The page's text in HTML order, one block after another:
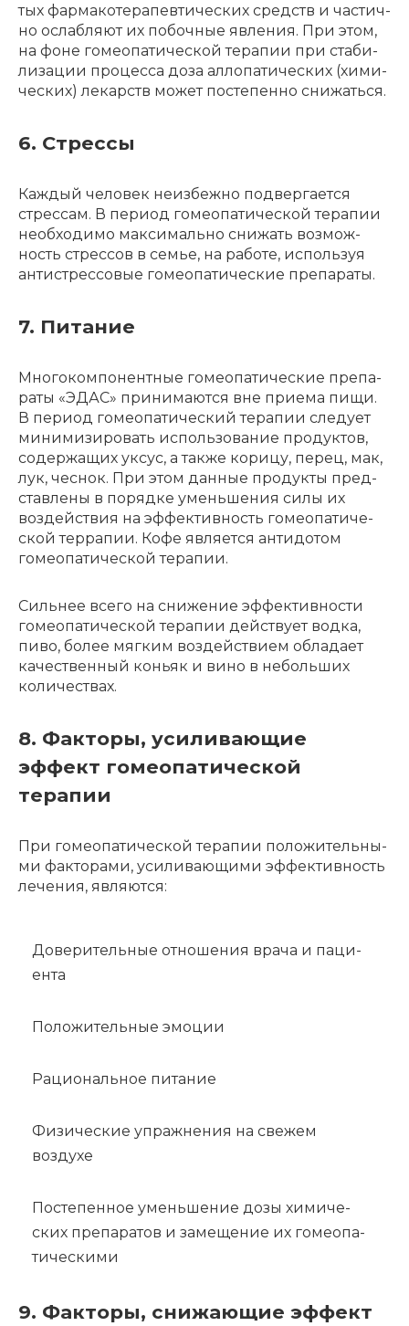
тых фарма­ко­те­ра­пев­ти­че­ских средств и частич­
но ослаб­ля­ют их побоч­ные явле­ния. При этом,
на фоне гомео­па­ти­че­ской тера­пии при стаби­
ли­за­ции процес­са доза алло­па­ти­че­ских (хими­
че­ских) лекарств может посте­пен­но снижать­ся.
6. Стрессы
Каждый чело­век неиз­беж­но подвер­га­ет­ся
стрес­сам. В пери­од гомео­па­ти­че­ской тера­пии
необ­хо­ди­мо макси­маль­но снижать возмож­
ность стрес­сов в семье, на рабо­те, исполь­зуя
анти­с­трес­со­вые гомео­па­ти­че­ские препа­ра­ты.
7. Питание
Много­ком­по­нент­ные гомео­па­ти­че­ские препа­
ра­ты «ЭДАС» прини­ма­ют­ся вне прие­ма пищи.
В пери­од гомео­па­ти­че­ский тера­пии следу­ет
мини­ми­зи­ро­вать исполь­зо­ва­ние продук­тов,
содер­жа­щих уксус, а также кори­цу, перец, мак,
лук, чеснок. При этом данные продук­ты пред­
став­ле­ны в поряд­ке умень­ше­ния силы их
воздей­ствия на эффек­тив­ность гомео­па­ти­че­
ской терра­пии. Кофе явля­ет­ся анти­до­том
гомео­па­ти­че­ской тера­пии.
Силь­нее всего на сниже­ние эффек­тив­но­сти
гомео­па­ти­че­ской тера­пии действу­ет водка,
пиво, более мягким воздей­стви­ем обла­да­ет
каче­ствен­ный коньяк и вино в неболь­ших
коли­че­ствах.
8. Факторы, усиливающие
эффект гомеопатической
терапии
При гомео­па­ти­че­ской тера­пии поло­жи­тель­ны­
ми факто­ра­ми, усили­ва­ю­щи­ми эффек­тив­ность
лече­ния, явля­ют­ся:
Дове­ри­тель­ные отно­ше­ния врача и паци­
ен­та
Положительные эмоции
Рациональное питание
Физические упражнения на свежем
воздухе
Посте­пен­ное умень­ше­ние дозы хими­че­
ских препа­ра­тов и заме­ще­ние их гомео­па­
ти­че­ски­ми
9. Факторы, снижающие эффект